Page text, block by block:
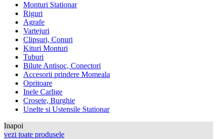
Monturi Stationar
Riguri
Agrafe
Vartejuri
Clipsuri, Conuri
Kituri Monturi
Tuburi
Bilute Antisoc, Conectori
Accesorii prindere Momeala
Opritoare
Inele Carlige
Crosete, Burghie
Unelte si Ustensile Stationar
Inapoi
vezi toate produsele